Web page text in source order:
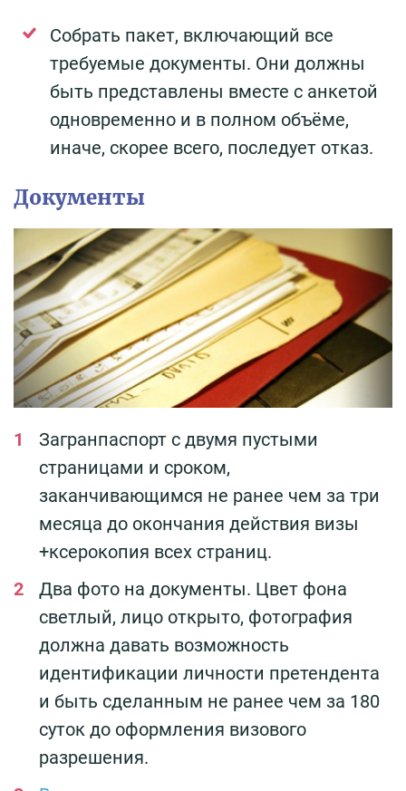
Собрать пакет, включающий все
требуемые документы. Они должны
быть представлены вместе с анкетой
одновременно и в полном объёме,
иначе, скорее всего, последует отказ.
Документы
Загранпаспорт с двумя пустыми
страницами и сроком,
заканчивающимся не ранее чем за три
месяца до окончания действия визы
+ксерокопия всех страниц.
Два фото на документы. Цвет фона
светлый, лицо открыто, фотография
должна давать возможность
идентификации личности претендента
и быть сделанным не ранее чем за 180
суток до оформления визового
разрешения.